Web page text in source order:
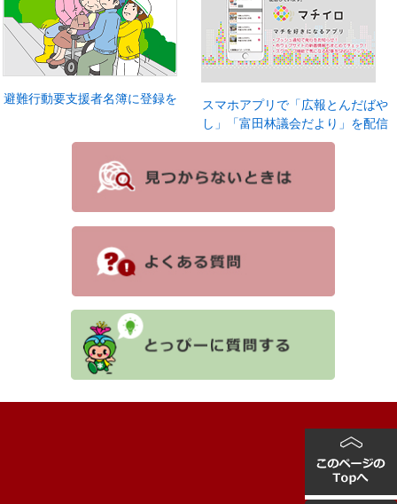
避難行動要支援者名簿に登録を
スマホアプリで「広報とんだばや
し」「富田林議会だより」を配信